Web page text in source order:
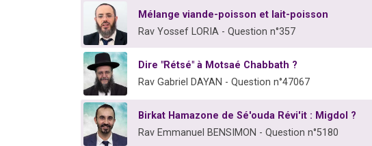
Mélange viande-poisson et lait-poisson
Rav Yossef LORIA - Question n°357
Dire "Rétsé" à Motsaé Chabbath ?
Rav Gabriel DAYAN - Question n°47067
Birkat Hamazone de Sé'ouda Révi'it : Migdol ?
Rav Emmanuel BENSIMON - Question n°5180